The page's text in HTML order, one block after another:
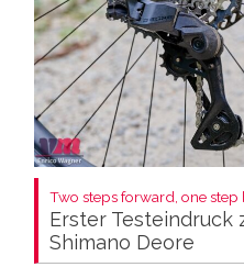
Two steps forward, one step
Erster Testeindruck
Shimano Deore